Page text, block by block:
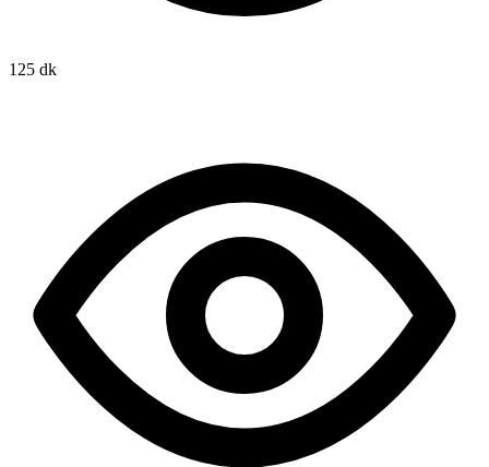
125 dk